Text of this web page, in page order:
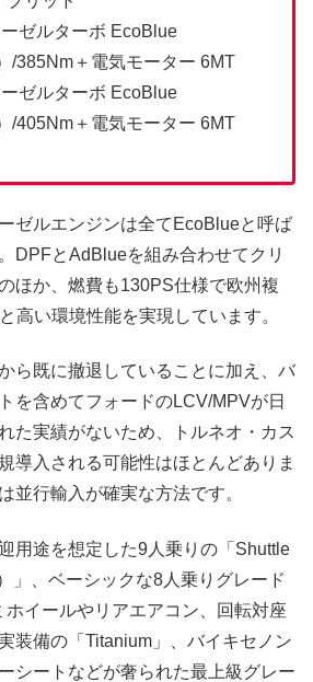
ゼルターボ EcoBlue
/385Nm＋電気モーター 6MT
ゼルターボ EcoBlue
/405Nm＋電気モーター 6MT
ゼルエンジンは全てEcoBlueと呼ば
DPFとAdBlueを組み合わせてクリ
ほか、燃費も130PS仕様で欧州複
高い環境性能を実現しています。
ら既に撤退していることに加え、バ
を含めてフォードのLCV/MPVが日
た実績がないため、トルネオ・カス
導入される可能性はほとんどありま
並行輸入が確実な方法です。
用途を想定した9人乗りの「Shuttle
」、ベーシックな8人乗りグレード
イールやリアエアコン、回転対座
装備の「Titanium」、バイキセノン
シートなどが奢られた最上級グレー